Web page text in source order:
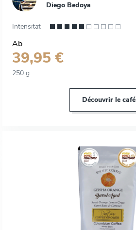
Diego Bedoya
Intensität
Ab
39,95 €
250 g
Découvrir le café